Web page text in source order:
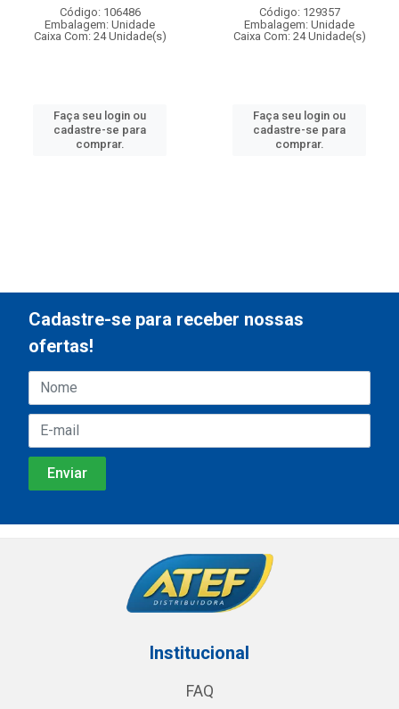
Código: 106486
Embalagem: Unidade
Caixa Com: 24 Unidade(s)
Faça seu login ou
cadastre-se para
comprar.
Código: 129357
Embalagem: Unidade
Caixa Com: 24 Unidade(s)
Faça seu login ou
cadastre-se para
comprar.
Cadastre-se para receber nossas
ofertas!
Institucional
FAQ